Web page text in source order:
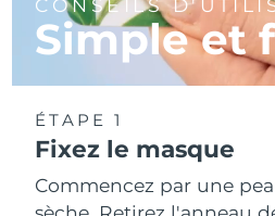
CONSEILS
Simple et
ÉTAPE 1
Fixez le masque
Commencez par une